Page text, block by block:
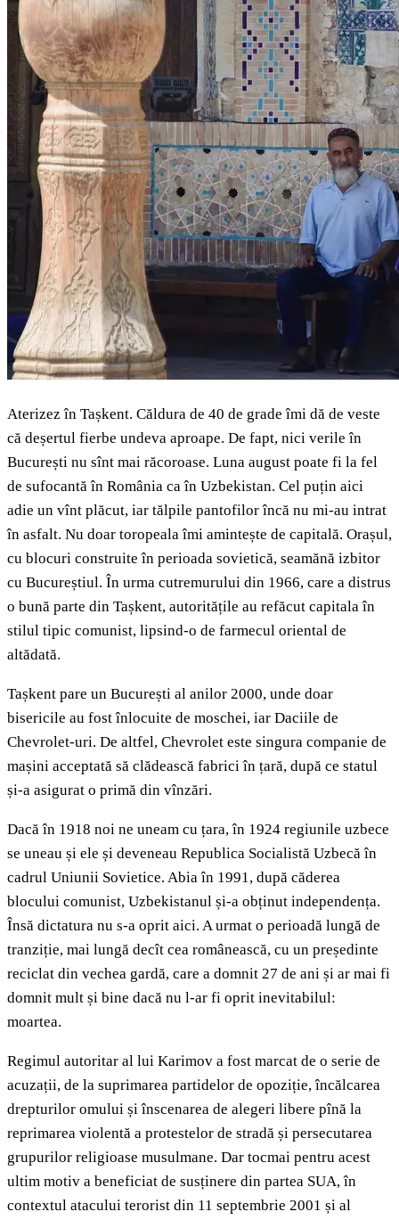
Aterizez în Tașkent. Căldura de 40 de grade îmi dă de veste
că deșertul fierbe undeva aproape. De fapt, nici verile în
București nu sînt mai răcoroase. Luna august poate fi la fel
de sufocantă în România ca în Uzbekistan. Cel puțin aici
adie un vînt plăcut, iar tălpile pantofilor încă nu mi-au intrat
în asfalt. Nu doar toropeala îmi amintește de capitală. Orașul,
cu blocuri construite în perioada sovietică, seamănă izbitor
cu Bucureștiul. În urma cutremurului din 1966, care a distrus
o bună parte din Tașkent, autoritățile au refăcut capitala în
stilul tipic comunist, lipsind-o de farmecul oriental de
altădată.
Tașkent pare un București al anilor 2000, unde doar
bisericile au fost înlocuite de moschei, iar Daciile de
Chevrolet-uri. De altfel, Chevrolet este singura companie de
mașini acceptată să clădească fabrici în țară, după ce statul
și-a asigurat o primă din vînzări.
Dacă în 1918 noi ne uneam cu țara, în 1924 regiunile uzbece
se uneau și ele și deveneau Republica Socialistă Uzbecă în
cadrul Uniunii Sovietice. Abia în 1991, după căderea
blocului comunist, Uzbekistanul și-a obținut independența.
Însă dictatura nu s-a oprit aici. A urmat o perioadă lungă de
tranziție, mai lungă decît cea românească, cu un președinte
reciclat din vechea gardă, care a domnit 27 de ani și ar mai fi
domnit mult și bine dacă nu l-ar fi oprit inevitabilul:
moartea.
Regimul autoritar al lui Karimov a fost marcat de o serie de
acuzații, de la suprimarea partidelor de opoziție, încălcarea
drepturilor omului și înscenarea de alegeri libere pînă la
reprimarea violentă a protestelor de stradă și persecutarea
grupurilor religioase musulmane. Dar tocmai pentru acest
ultim motiv a beneficiat de susținere din partea SUA, în
contextul atacului terorist din 11 septembrie 2001 și al